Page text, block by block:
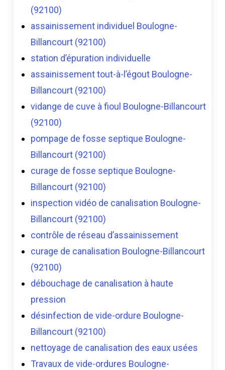
(92100)
assainissement individuel Boulogne-
Billancourt (92100)
station d’épuration individuelle
assainissement tout-à-l’égout Boulogne-
Billancourt (92100)
vidange de cuve à fioul Boulogne-Billancourt
(92100)
pompage de fosse septique Boulogne-
Billancourt (92100)
curage de fosse septique Boulogne-
Billancourt (92100)
inspection vidéo de canalisation Boulogne-
Billancourt (92100)
contrôle de réseau d’assainissement
curage de canalisation Boulogne-Billancourt
(92100)
débouchage de canalisation à haute
pression
désinfection de vide-ordure Boulogne-
Billancourt (92100)
nettoyage de canalisation des eaux usées
Travaux de vide-ordures Boulogne-